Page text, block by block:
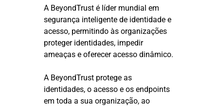
A BeyondTrust é líder mundial em
segurança inteligente de identidade e
acesso, permitindo às organizações
proteger identidades, impedir
ameaças e oferecer acesso dinâmico.
A BeyondTrust protege as
identidades, o acesso e os endpoints
em toda a sua organização, ao